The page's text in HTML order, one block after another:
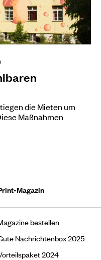
die Mieten um
Maßnahmen
Magazin
bestellen
Nachrichtenbox 2025
2024